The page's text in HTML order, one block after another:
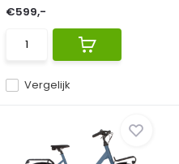
Vergelijk
€599,-